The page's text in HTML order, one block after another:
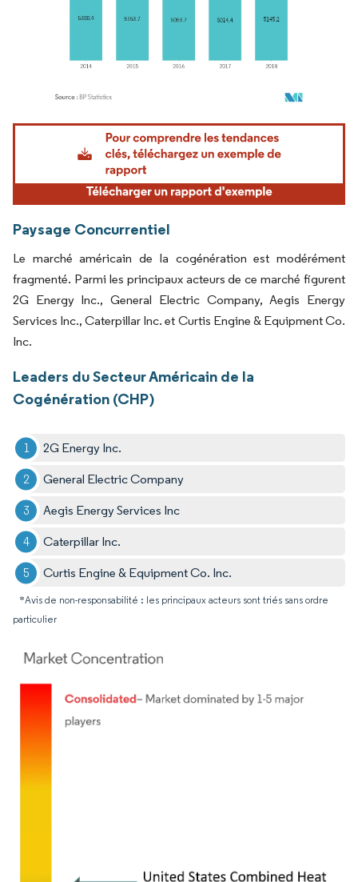
Image © Mordor Intelligence. La réutilisation nécessite une attribution sous CC BY
Paysage Concurrentiel
Le marché américain de la cogénération est modérément
fragmenté. Parmi les principaux acteurs de ce marché figurent
2G Energy Inc., General Electric Company, Aegis Energy
Services Inc., Caterpillar Inc. et Curtis Engine & Equipment Co.
Inc.
Leaders du Secteur Américain de la
Cogénération (CHP)
2G Energy Inc.
General Electric Company
Aegis Energy Services Inc
Caterpillar Inc.
Curtis Engine & Equipment Co. Inc.
*Avis de non-responsabilité : les principaux acteurs sont triés sans ordre
particulier